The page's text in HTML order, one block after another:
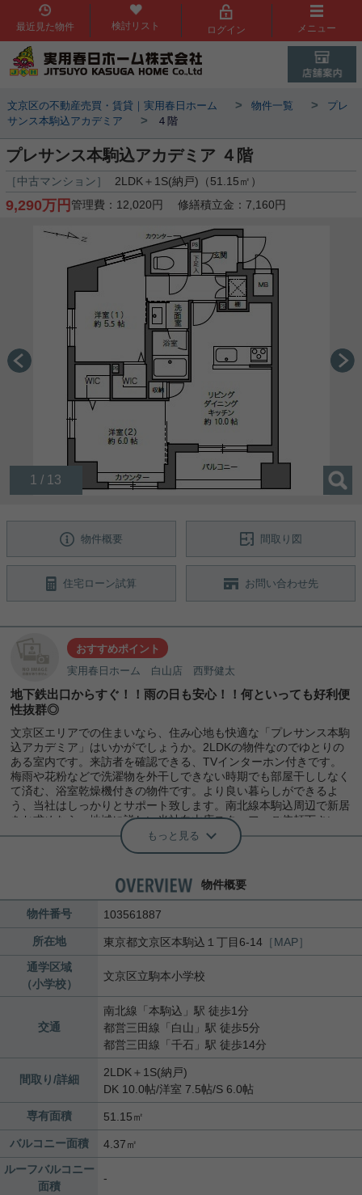
最近見た物件 検討リスト ログイン メニュー
文京区の不動産売買・賃貸｜実用春日ホーム > 物件一覧 >
プレ
サンス本駒込アカデミア
> ４階
プレサンス本駒込アカデミア ４階
［中古マンション］ 2LDK＋1S(納戸)（51.15㎡）
9,290万円 管理費：12,020円 修繕積立金：7,160円
1 / 13
物件概要 間取り図
住宅ローン試算 お問い合わせ先
おすすめポイント
実用春日ホーム 白山店 西野健太
地下鉄出口からすぐ！！雨の日も安心！！何といっても好利便
性抜群◎
文京区エリアでの住まいなら、住み心地も快適な「プレサンス本駒
込アカデミア」はいかがでしょうか。2LDKの物件なのでゆとりの
ある室内です。来訪者を確認できる、TVインターホン付きです。
梅雨や花粉などで洗濯物を外干しできない時期でも部屋干ししなく
て済む、浴室乾燥機付きの物件です。より良い暮らしができるよ
う、当社はしっかりとサポート致します。南北線本駒込周辺で新居
をお求めなら、地域に詳しい当社白山店スタッフへご依頼下さい。
もっと見る
物件概要
物件番号 103561887
所在地 東京都文京区本駒込 １丁目6-14 ［MAP］
通学区域
（小学校）
文京区立駒本小学校
交通
南北線 「 本駒込 」駅 徒歩1分
都営三田線 「 白山 」駅 徒歩5分
都営三田線 「 千石 」駅 徒歩14分
間取り/詳細
2LDK＋1S(納戸)
DK 10.0帖/洋室 7.5帖/S 6.0帖
専有面積 51.15㎡
バルコニー面積
4.37㎡
ルーフバルコニー
面積
-